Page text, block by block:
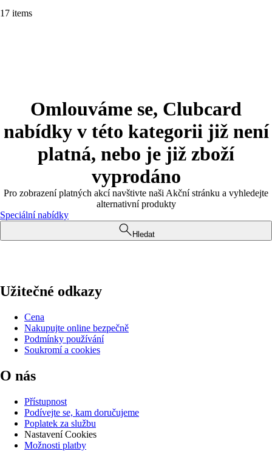
17 items
Omlouváme se, Clubcard
nabídky v této kategorii již není
platná, nebo je již zboží
vyprodáno
Pro zobrazení platných akcí navštivte naši Akční stránku a vyhledejte
alternativní produkty
Speciální nabídky
Hledat
Užitečné odkazy
Cena
Nakupujte online bezpečně
Podmínky používání
Soukromí a cookies
O nás
Přístupnost
Podívejte se, kam doručujeme
Poplatek za službu
Nastavení Cookies
Možnosti platby